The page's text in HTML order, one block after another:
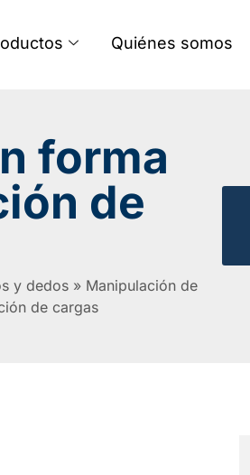
Quiénes somos
forma
de
y dedos » Manipulación de
de cargas